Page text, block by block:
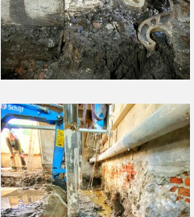
(foto
website)
10210317
Brouwersgracht
29
Amsterdam
(8)